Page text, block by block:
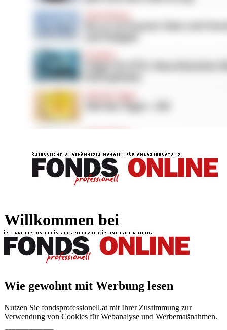
Willkommen bei
Wie gewohnt mit Werbung lesen
Nutzen Sie fondsprofessionell.at mit Ihrer Zustimmung zur
Verwendung von Cookies für Webanalyse und Werbemaßnahmen.